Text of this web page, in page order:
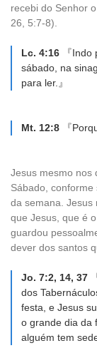
recebi do Senhor
26, 5:7-8).
Lc. 4:16 『Indo
sábado, na
para ler.』
Mt. 12:8 『
Jesus mesmo nos
Sábado,
da semana. Jesus
que Jesus, que é
guardou
dever dos santos
Jo. 7:2, 14, 37
dos
festa, e Jesus
o grande dia da
alguém tem